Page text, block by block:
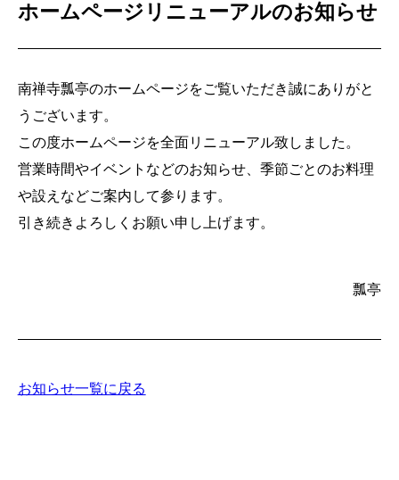
ホームページリニューアルのお知らせ
南禅寺瓢亭のホームページをご覧いただき誠にありがと
うございます。
この度ホームページを全面リニューアル致しました。
営業時間やイベントなどのお知らせ、季節ごとのお料理
や設えなどご案内して参ります。
引き続きよろしくお願い申し上げます。
瓢亭
お知らせ一覧に戻る